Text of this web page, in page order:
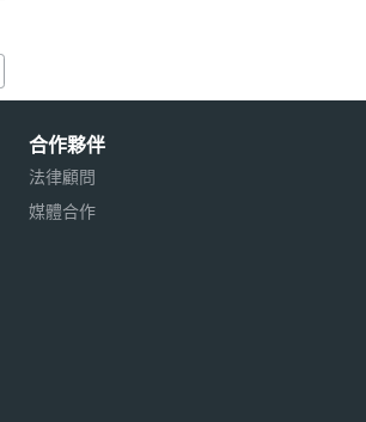
合作夥伴
法律顧問
媒體合作